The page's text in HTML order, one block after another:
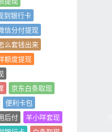
到银行卡
信分付提现
么套钱出来
额度提现
京东白条取现
便利卡包
后付
羊小咩套现